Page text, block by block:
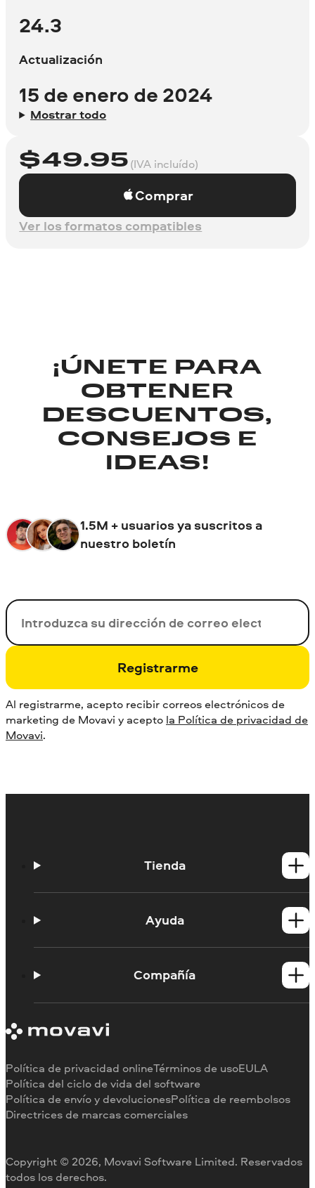
24.3
Actualización
15 de enero de 2024
Mostrar todo
Comprar
$49.95(IVA incluído)
Ver los formatos compatibles
¡ÚNETE PARA
OBTENER
DESCUENTOS,
CONSEJOS E
IDEAS!
1.5M + usuarios ya suscritos a
nuestro boletín
Su correo electrónico
Registrarme
Al registrarme, acepto recibir correos electrónicos de
marketing de Movavi y acepto la Política de privacidad de
Movavi.
Tienda
Productos para MacAyuda
Portal de aprendizaje
Limitaciones de la versión de prueba
Reembolso
Compañía
Testimonios
Por qué elegirnos
Para el trabajo
Copyright © 2026, Movavi Software Limited. Reservados
todos los derechos.
Política de privacidad onlineTérminos de usoEULA
Política del ciclo de vida del software
Política de envío y devolucionesPolítica de reembolsos
Directrices de marcas comerciales